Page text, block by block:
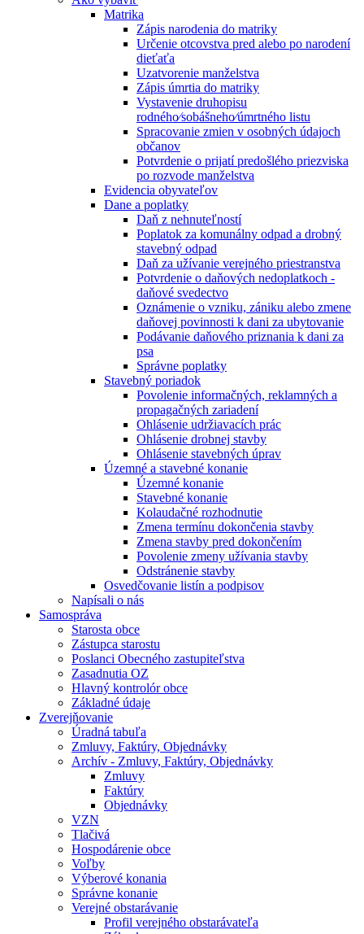
Matrika
Zápis narodenia do matriky
Určenie otcovstva pred alebo po narodení
dieťaťa
Uzatvorenie manželstva
Zápis úmrtia do matriky
Vystavenie druhopisu
rodného⁄sobášneho⁄úmrtného listu
Spracovanie zmien v osobných údajoch
občanov
Potvrdenie o prijatí predošlého priezviska
po rozvode manželstva
Evidencia obyvateľov
Dane a poplatky
Daň z nehnuteľností
Poplatok za komunálny odpad a drobný
stavebný odpad
Daň za užívanie verejného priestranstva
Potvrdenie o daňových nedoplatkoch -
daňové svedectvo
Oznámenie o vzniku, zániku alebo zmene
daňovej povinnosti k dani za ubytovanie
Podávanie daňového priznania k dani za
psa
Správne poplatky
Stavebný poriadok
Povolenie informačných, reklamných a
propagačných zariadení
Ohlásenie udržiavacích prác
Ohlásenie drobnej stavby
Ohlásenie stavebných úprav
Územné a stavebné konanie
Územné konanie
Stavebné konanie
Kolaudačné rozhodnutie
Zmena termínu dokončenia stavby
Zmena stavby pred dokončením
Povolenie zmeny užívania stavby
Odstránenie stavby
Osvedčovanie listín a podpisov
Napísali o nás
Samospráva
Starosta obce
Zástupca starostu
Poslanci Obecného zastupiteľstva
Zasadnutia OZ
Hlavný kontrolór obce
Základné údaje
Zverejňovanie
Úradná tabuľa
Zmluvy, Faktúry, Objednávky
Archív - Zmluvy, Faktúry, Objednávky
Zmluvy
Faktúry
Objednávky
VZN
Tlačivá
Hospodárenie obce
Voľby
Výberové konania
Správne konanie
Verejné obstarávanie
Profil verejného obstarávateľa